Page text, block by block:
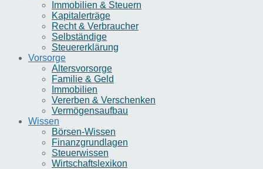
Immobilien & Steuern
Kapitalerträge
Recht & Verbraucher
Selbständige
Steuererklärung
Vorsorge
Altersvorsorge
Familie & Geld
Immobilien
Vererben & Verschenken
Vermögensaufbau
Wissen
Börsen-Wissen
Finanzgrundlagen
Steuerwissen
Wirtschaftslexikon